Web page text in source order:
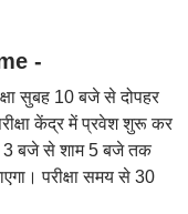
-
सुबह 10 बजे से दोपहर
केंद्र में प्रवेश शुरू कर
3 बजे से शाम 5 बजे तक
परीक्षा समय से 30